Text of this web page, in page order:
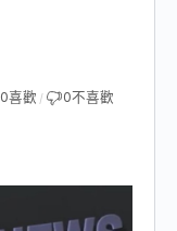
0喜歡 / 0不喜歡